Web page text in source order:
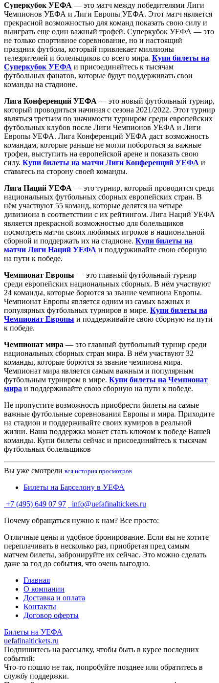
Суперкубок УЕФА — это матч между победителями Лиги
Чемпионов УЕФА и Лиги Европы УЕФА. Этот матч является
прекрасной возможностью для команд показать свою силу и
выиграть еще один важный трофей. Суперкубок УЕФА — это
не только спортивное соревнование, но и настоящий
праздник футбола, который привлекает миллионы
телезрителей и болельщиков со всего мира. Купи билеты на
Суперкубок УЕФА и присоединяйтесь к тысячам
футбольных фанатов, которые будут поддерживать свои
команды на стадионе.
Лига Конференций УЕФА — это новый футбольный турнир,
который проводиться начиная с сезона 2021/2022. Этот турнир
являться третьим по значимости турниром среди европейских
футбольных клубов после Лиги Чемпионов УЕФА и Лиги
Европы УЕФА. Лига Конференций УЕФА даст возможность
командам, которые раньше не могли побороться за важные
трофеи, выступить на европейской арене и показать свою
силу. Купи билеты на матчи Лиги Конференций УЕФА и
ставьтесь на сторону своей команды.
Лига Наций УЕФА — это турнир, который проводится среди
национальных футбольных сборных европейских стран. В
нём участвуют 55 команд, которые делятся на четыре
дивизиона в соответствии с их рейтингом. Лига Наций УЕФА
является прекрасной возможностью для болельщиков
посмотреть матчи своих любимых игроков в национальной
сборной и поддержать их на стадионе. Купи билеты на
матчи Лиги Наций УЕФА и поддерживайте свою сборную
на пути к победе.
Чемпионат Европы — это главный футбольный турнир
среди европейских национальных сборных. В нём участвуют
24 команды, которые борются за звание чемпиона Европы.
Чемпионат Европы является одним из самых важных и
популярных футбольных турниров в мире. Купи билеты на
Чемпионат Европы и поддерживайте свою сборную на пути
к победе.
Чемпионат мира — это главный футбольный турнир среди
национальных сборных стран мира. В нём участвуют 32
команды, которые борются за звание чемпиона мира.
Чемпионат мира является самым важным и популярным
футбольным турниром в мире. Купи билеты на Чемпионат
мира и поддерживайте свою сборную на пути к победе.
Не пропустите возможность приобрести билеты на самые
важные футбольные соревнования Европы и мира. Приходите
на стадион и поддерживайте своих кумиров в реальной
жизни. Ваша поддержка может стать ключом к победе Вашей
команды. Купи билеты сейчас и присоединяйтесь к тысячам
футбольных болельщиков
Вы уже смотрели вся история просмотров
Билеты на Барселону в УЕФА
+7 (495) 649 07 97
info@uefafinaltickets.ru
Почему обращаться нужно к нам? Все просто:
Отличные цены и удобное бронирование. Если вы не хотите
переплачивать в несколько раз, приобретая пред самым
матчем билеты, забронируйте их сейчас. Это можно сделать
даже за год до события, что очень выгодно.
Главная
О компании
Доставка и оплата
Контакты
Договор оферты
Билеты на УЕФА
uefafinaltickets.ru
Подпишитесь на рассылку, чтобы быть в курсе последних
событий:
Что-то пошло не так, попробуйте позднее или обратитесь в
службу поддержки.